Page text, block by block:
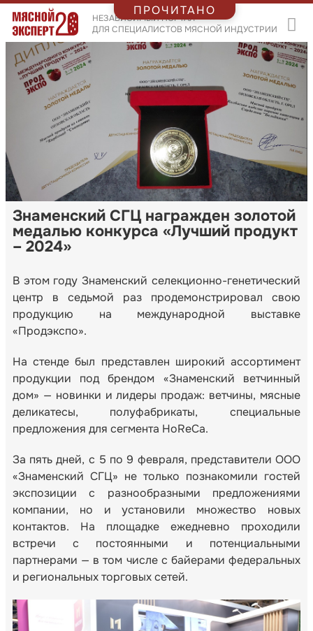
НЕЗАВИСИМЫЙ ПОРТАЛ
ДЛЯ СПЕЦИАЛИСТОВ МЯСНОЙ ИНДУСТРИИ
Знаменский СГЦ награжден золотой
медалью конкурса «Лучший продукт
– 2024»
В этом году Знаменский селекционно-генетический
центр в седьмой раз продемонстрировал свою
продукцию на международной выставке
«Продэкспо».
На стенде был представлен широкий ассортимент
продукции под брендом «Знаменский ветчинный
дом» — новинки и лидеры продаж: ветчины, мясные
деликатесы, полуфабрикаты, специальные
предложения для сегмента HoReCa.
За пять дней, с 5 по 9 февраля, представители ООО
«Знаменский СГЦ» не только познакомили гостей
экспозиции с разнообразными предложениями
компании, но и установили множество новых
контактов. На площадке ежедневно проходили
встречи с постоянными и потенциальными
партнерами — в том числе с байерами федеральных
и региональных торговых сетей.
ПРОЧИТАНО